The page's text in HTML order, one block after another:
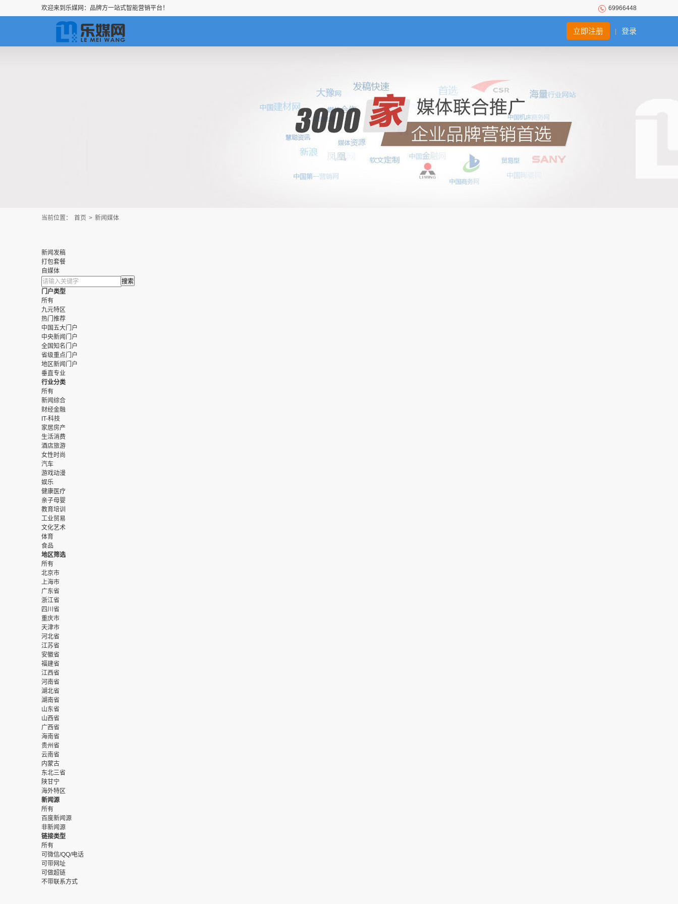
欢迎来到乐媒网：品牌方一站式智能营销平台！ 69966448
登录
立即注册
当前位置： 首页 > 新闻媒体
新闻发稿
打包套餐
自媒体
门户类型
所有
九元特区
热门推荐
中国五大门户
中央新闻门户
全国知名门户
省级重点门户
地区新闻门户
垂直专业
行业分类
所有
新闻综合
财经金融
IT-科技
家居房产
生活消费
酒店旅游
女性时尚
汽车
游戏动漫
娱乐
健康医疗
亲子母婴
教育培训
工业贸易
文化艺术
体育
食品
地区筛选
所有
北京市
上海市
广东省
浙江省
四川省
重庆市
天津市
河北省
江苏省
安徽省
福建省
江西省
河南省
湖北省
湖南省
山东省
山西省
广西省
海南省
贵州省
云南省
内蒙古
东北三省
陕甘宁
海外特区
新闻源
所有
百度新闻源
非新闻源
链接类型
所有
可微信/QQ/电话
可带网址
可做超链
不带联系方式